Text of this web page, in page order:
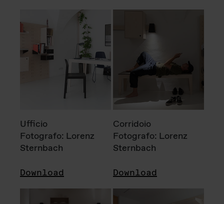
Ufficio
Fotografo: Lorenz
Sternbach
Download
Corridoio
Fotografo: Lorenz
Sternbach
Download